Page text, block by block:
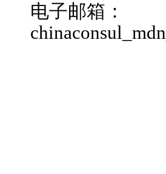
电子邮箱：